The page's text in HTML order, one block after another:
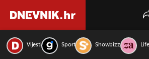
Vijesti Sport Showbizz
PRETRAŽITE VIJESTI